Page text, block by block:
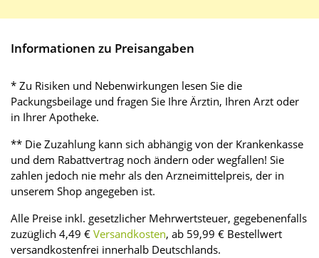
Informationen zu Preisangaben
* Zu Risiken und Nebenwirkungen lesen Sie die
Packungsbeilage und fragen Sie Ihre Ärztin, Ihren Arzt oder
in Ihrer Apotheke.
** Die Zuzahlung kann sich abhängig von der Krankenkasse
und dem Rabattvertrag noch ändern oder wegfallen! Sie
zahlen jedoch nie mehr als den Arzneimittelpreis, der in
unserem Shop angegeben ist.
Alle Preise inkl. gesetzlicher Mehrwertsteuer, gegebenenfalls
zuzüglich 4,49 € Versandkosten, ab 59,99 € Bestellwert
versandkostenfrei innerhalb Deutschlands.